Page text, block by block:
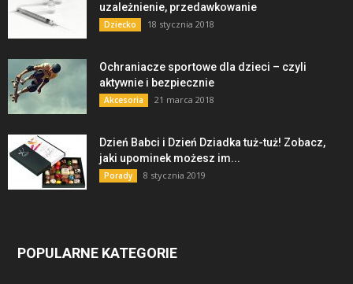
uzależnienie, przedawkowanie
Dziecko 18 stycznia 2018
Ochraniacze sportowe dla dzieci – czyli
aktywnie i bezpiecznie
Akcesoria 21 marca 2018
Dzień Babci i Dzień Dziadka tuż-tuż! Zobacz,
jaki upominek możesz im...
Porady 8 stycznia 2019
POPULARNE KATEGORIE